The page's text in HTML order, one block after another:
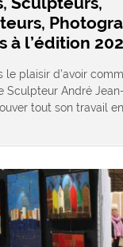
à l’édition
le plaisir d’avoir
Sculpteur André
tout son travail